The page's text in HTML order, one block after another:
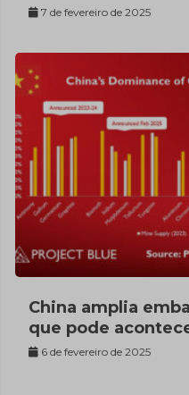
7 de fevereiro de 2025
China amplia
que pode
6 de fevereiro de 2025